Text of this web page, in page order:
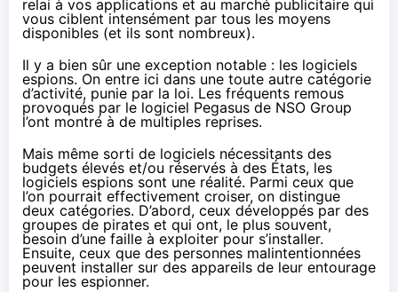
relai à vos applications et au marché publicitaire qui
vous ciblent intensément par tous les moyens
disponibles (et ils sont nombreux).
Il y a bien sûr une exception notable : les logiciels
espions. On entre ici dans une toute autre catégorie
d’activité, punie par la loi. Les fréquents remous
provoqués par le logiciel Pegasus de NSO Group
l’ont montré à de multiples reprises.
Mais même sorti de logiciels nécessitants des
budgets élevés et/ou réservés à des États, les
logiciels espions sont une réalité. Parmi ceux que
l’on pourrait effectivement croiser, on distingue
deux catégories. D’abord, ceux développés par des
groupes de pirates et qui ont, le plus souvent,
besoin d’une faille à exploiter pour s’installer.
Ensuite, ceux que des personnes malintentionnées
peuvent installer sur des appareils de leur entourage
pour les espionner.